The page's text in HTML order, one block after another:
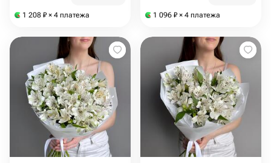
1 208 ₽ × 4 платежа 1 096 ₽ × 4 платежа